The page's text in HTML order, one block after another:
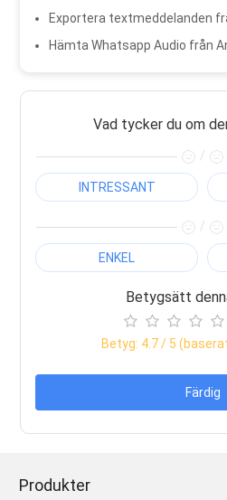
Exportera textmeddelanden
Hämta Whatsapp Audio från
Vad tycker du om
/
INTRESSANT
/
ENKEL
Betygsätt
Betyg: 4.7/ 5
Färdig
Produkter